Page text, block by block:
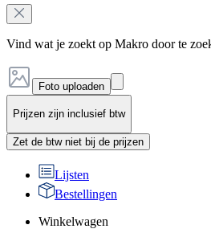
Vind wat je zoekt op Makro door te
Foto uploaden
Prijzen zijn inclusief btw
Zet de btw niet bij de prijzen
Lijsten
Bestellingen
Winkelwagen